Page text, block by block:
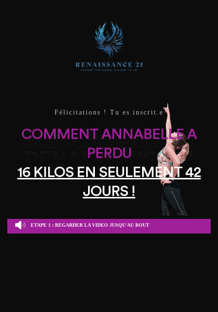
Félicitations ! Tu es inscrit.e
COMMENT ANNABELLE A
PERDU
16 KILOS EN SEULEMENT 42
JOURS !
ETAPE 1 : REGARDER LA VIDEO JUSQU'AU BOUT